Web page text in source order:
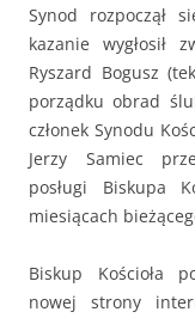
Synod rozpoczął
kazanie wygłosił
Ryszard Bogusz
porządku obrad
członek Synodu
Jerzy Samiec
posługi Biskupa
miesiącach
Biskup Kościoła
nowej strony